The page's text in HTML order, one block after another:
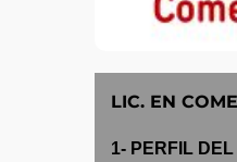
LIC. EN
1- PERFIL